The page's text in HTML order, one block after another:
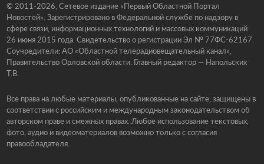
© 2011-2026, Сетевое издание «Первый Областной Портал
Новостей». Зарегистрировано в Федеральной службе по надзору в
сфере связи, информационных технологий и массовых коммуникаций
26 июня 2015 года. Свидетельство о регистрации Эл № 77ФС-62167.
Соучредители: АО «Областной телерадиовещательный канал»,
Правительство Орловской области. Главный редактор — Напольских
Т.В.
Все права на любые материалы, опубликованные на сайте, защищены в
соответствии с российским и международным законодательством об
авторском праве и смежных правах. Любое использование текстовых,
фото, аудио и видеоматериалов возможно только с согласия
правообладателя.